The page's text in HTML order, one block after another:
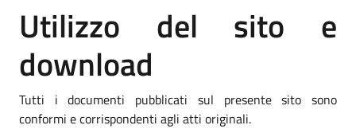
Utilizzo del sito e
download
Tutti i documenti pubblicati sul presente sito sono
conformi e corrispondenti agli atti originali.